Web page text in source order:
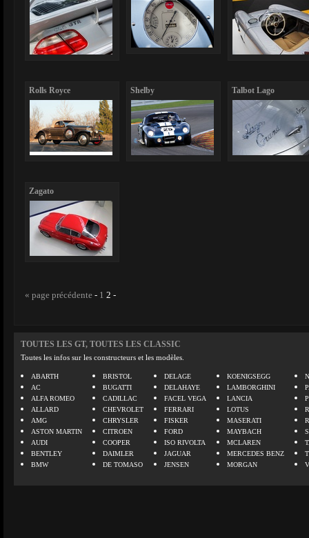
Rolls Royce Shelby Talbot Lago
Zagato
« page précédente - 1 2 -
TOUTES LES GT, TOUTES LES CLASSIC
Toutes les infos sur les constructeurs et les modèles.
ABARTH
AC
ALFA ROMEO
ALLARD
AMG
ASTON MARTIN
AUDI
BENTLEY
BMW
BRISTOL
BUGATTI
CADILLAC
CHEVROLET
CHRYSLER
CITROEN
COOPER
DAIMLER
DE TOMASO
DELAGE
DELAHAYE
FACEL VEGA
FERRARI
FISKER
FORD
ISO RIVOLTA
JAGUAR
JENSEN
KOENIGSEGG
LAMBORGHINI
LANCIA
LOTUS
MASERATI
MAYBACH
MCLAREN
MERCEDES BENZ
MORGAN